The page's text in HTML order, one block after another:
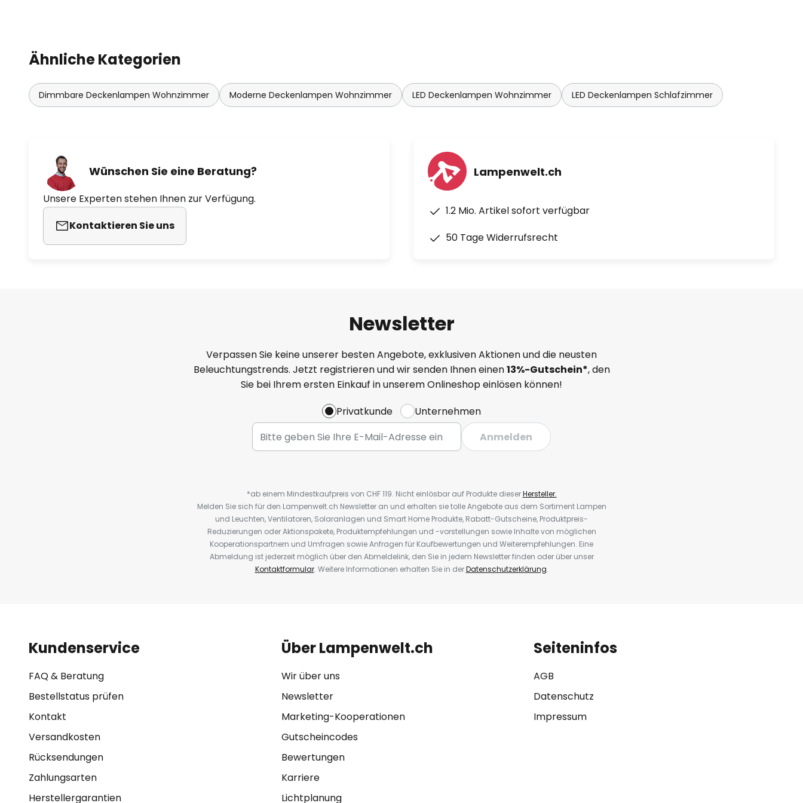
- steuerbar mit passender EGLO connect Fernbedienung (im
Zubehör erhältlich)
- dimmbar
(6.500 K)
Ähnliche Kategorien
Dimmbare Deckenlampen Wohnzimmer Moderne Deckenlampen Wohnzimmer LED Deckenlampen Wohnzimmer LED Deckenlampen Schlafzimmer
Wünschen Sie eine Beratung?
Unsere Experten stehen Ihnen zur Verfügung.
Kontaktieren Sie uns
Lampenwelt.ch
1.2 Mio. Artikel sofort verfügbar
50 Tage Widerrufsrecht
Newsletter
Verpassen Sie keine unserer besten Angebote, exklusiven Aktionen und die neusten
Beleuchtungstrends. Jetzt registrieren und wir senden Ihnen einen13%-Gutschein*, den
Sie bei Ihrem ersten Einkauf in unserem Onlineshop einlösen können!
Privatkunde
Unternehmen
Anmelden
*ab einem Mindestkaufpreis von CHF 119. Nicht einlösbar auf Produkte dieserHersteller.
Melden Sie sich für den Lampenwelt.ch Newsletter an und erhalten sie tolle Angebote aus dem Sortiment Lampen
und Leuchten, Ventilatoren, Solaranlagen und Smart Home Produkte, Rabatt-Gutscheine, Produktpreis-
Reduzierungen oder Aktionspakete, Produktempfehlungen und -vorstellungen sowie Inhalte von möglichen
Kooperationspartnern und Umfragen sowie Anfragen für Kaufbewertungen und Weiterempfehlungen. Eine
Abmeldung ist jederzeit möglich über den Abmeldelink, den Sie in jedem Newsletter finden oder über unser
Kontaktformular. Weitere Informationen erhalten Sie in derDatenschutzerklärung.
Kundenservice
FAQ & Beratung
Bestellstatus prüfen
Kontakt
Versandkosten
Rücksendungen
Zahlungsarten
Herstellergarantien
Über Lampenwelt.ch
Wir über uns
Newsletter
Marketing-Kooperationen
Gutscheincodes
Bewertungen
Karriere
Lichtplanung
Seiteninfos
AGB
Datenschutz
Impressum